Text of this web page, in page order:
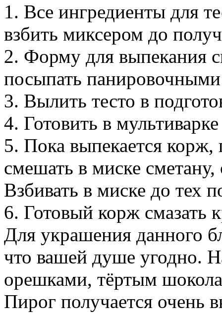
1. Все ингредиенты для
взбить миксером до
2. Форму для выпекания
посыпать
3. Вылить тесто в
4. Готовить в
5. Пока выпекается корж,
смешать в миске сметану,
Взбивать в миске до тех
6. Готовый корж смазать
Для украшения данного
что вашей душе угодно.
орешками, тёртым
Пирог получается очень